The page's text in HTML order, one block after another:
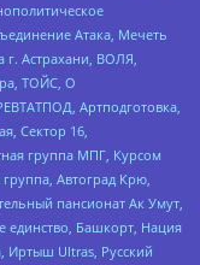
Атака, Мечеть
Астрахани, ВОЛЯ,
ТОЙС, О
Артподготовка,
Сектор 16,
группа МПГ, Курсом
Автоград Крю,
пансионат Ак Умут,
единство, Башкорт, Нация
Иртыш Ultras, Русский